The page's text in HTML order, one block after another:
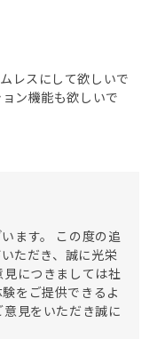
レスにして欲しいで
ン機能も欲しいで
ます。 この度の追
ただき、誠に光栄
につきましては社
をご提供できるよ
見をいただき誠に